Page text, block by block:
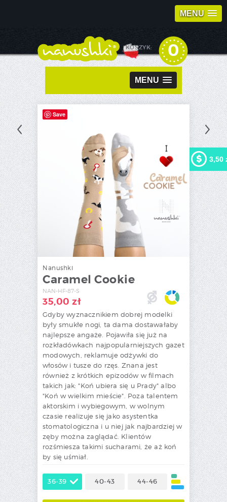
MENU
KOSZYK: 0
MENU
Save
Nanushki
Caramel Cookie
NAN-HF-87-S
35,00 zł
Gdyby wyznacznikiem dobrej modelki
były smukłe nogi, ta dama dostawałaby
najlepsze angaże. Pojawiła się już na
rozkładówkach najpopularniejszych gazet
modowych, reklamuje odżywki do
włosów i tusze do rzęs. Znana jest
również z krótkich epizodów w filmach
takich jak: "Koń ubiera się u Prady" albo
"Koń w wielkim mieście". Poza talentem
aktorskim i wybiegowym, w wolnym
czasie realizuje się jako asystentka
stomatologiczna i u niej jak najbardziej w
zęby można zaglądać. Klientów
rozśmiesza takimi sucharami, że aż koń
by się uśmiał.
36-39 40-43 44-46
3,50
Kupując ten produkt możesz
otrzymać 3,50 złw naszym
programie lojalnościowym.
Twój koszyk wyniesie 3,50
, które będzie można
zamienić na kupon
rabatowy.